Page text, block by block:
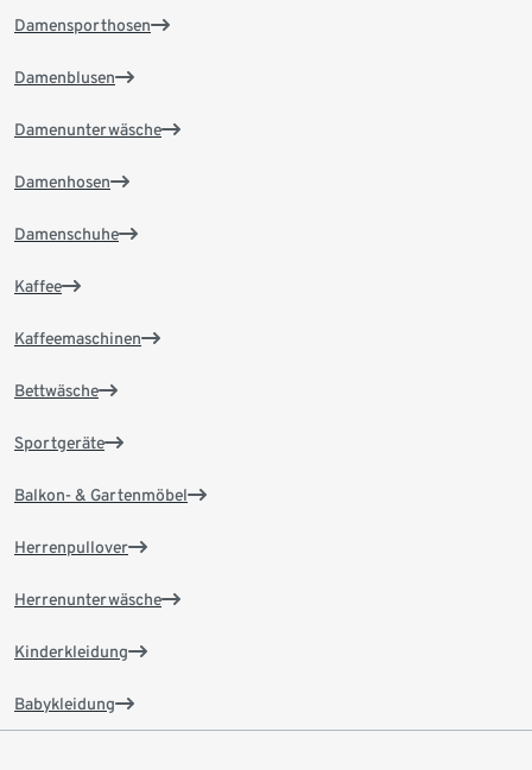
Damensporthosen
Damenblusen
Damenunterwäsche
Damenhosen
Damenschuhe
Kaffee
Kaffeemaschinen
Bettwäsche
Sportgeräte
Balkon- & Gartenmöbel
Herrenpullover
Herrenunterwäsche
Kinderkleidung
Babykleidung